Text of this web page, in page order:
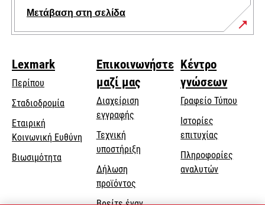
Μετάβαση στη σελίδα
Lexmark
Περίπου
Σταδιοδρομία
Εταιρική
Κοινωνική Ευθύνη opens
new
Βιωσιμότητα
Επικοινωνήστε
μαζί μας
Διαχείριση
εγγραφής
Τεχνική
υποστήριξηopens
Δήλωση
προϊόντος
Κέντρο
γνώσεων
Γραφείο Τύπου
Ιστορίες
επιτυχίας
Πληροφορίες
αναλυτών